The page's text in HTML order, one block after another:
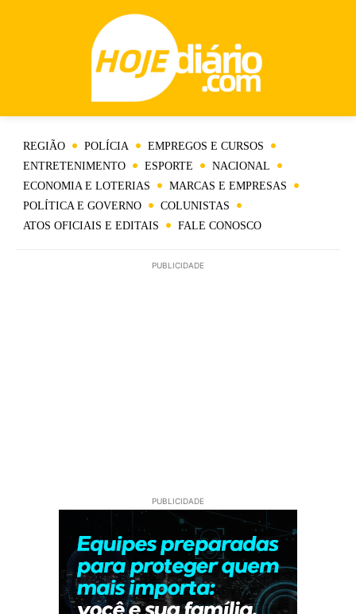
REGIÃO POLÍCIA
EMPREGOS E CURSOS
ENTRETENIMENTO
ESPORTE
NACIONAL
ECONOMIA E LOTERIAS
MARCAS E EMPRESAS
POLÍTICA E GOVERNO
COLUNISTAS
ATOS OFICIAIS E EDITAIS
FALE CONOSCO
PUBLICIDADE
PUBLICIDADE